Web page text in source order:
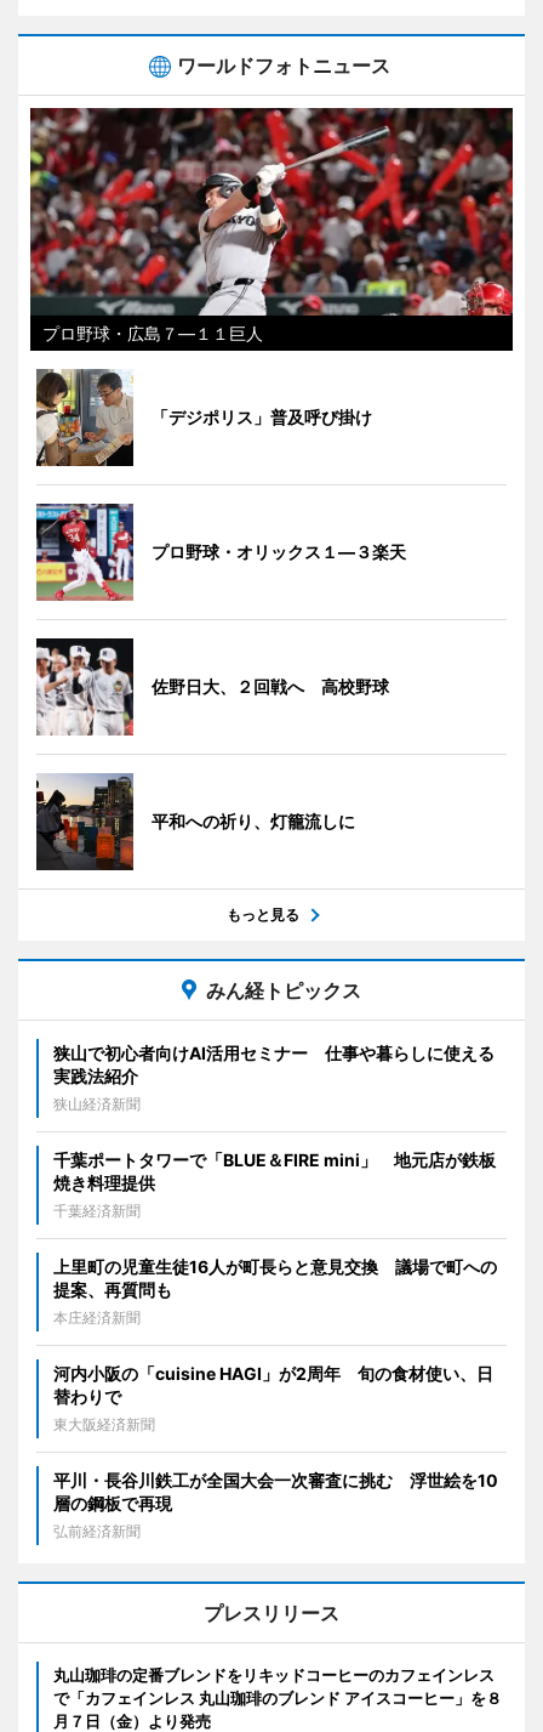
ワールドフォトニュース
プロ野球・広島７―１１巨人
「デジポリス」普及呼び掛け
プロ野球・オリックス１―３楽天
佐野日大、２回戦へ 高校野球
平和への祈り、灯籠流しに
もっと見る
みん経トピックス
狭山で初心者向けAI活用セミナー 仕事や暮らしに使える
実践法紹介
狭山経済新聞
千葉ポートタワーで「BLUE＆FIRE mini」 地元店が鉄板
焼き料理提供
千葉経済新聞
上里町の児童生徒16人が町長らと意見交換 議場で町への
提案、再質問も
本庄経済新聞
河内小阪の「cuisine HAGI」が2周年 旬の食材使い、日
替わりで
東大阪経済新聞
平川・長谷川鉄工が全国大会一次審査に挑む 浮世絵を10
層の鋼板で再現
弘前経済新聞
プレスリリース
丸山珈琲の定番ブレンドをリキッドコーヒーのカフェインレス
で「カフェインレス 丸山珈琲のブレンド アイスコーヒー」を８
月７日（金）より発売